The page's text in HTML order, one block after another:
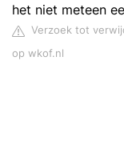
het niet meteen
Verzoek tot
op wkof.nl